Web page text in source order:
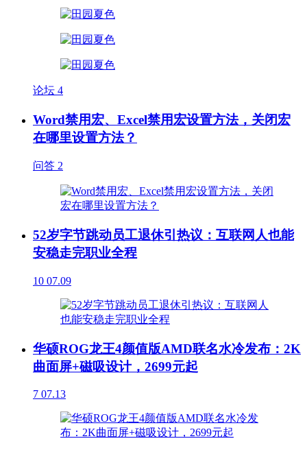
论坛 4
Word禁用宏、Excel禁用宏设置方法，关闭宏
在哪里设置方法？
问答 2
52岁字节跳动员工退休引热议：互联网人也能
安稳走完职业全程
10 07.09
华硕ROG龙王4颜值版AMD联名水冷发布：2K
曲面屏+磁吸设计，2699元起
7 07.13